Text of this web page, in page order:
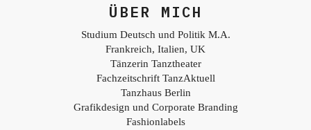
ÜBER MICH
Studium Deutsch und Politik M.A.
Frankreich, Italien, UK
Tänzerin Tanztheater
Fachzeitschrift TanzAktuell
Tanzhaus Berlin
Grafikdesign und Corporate Branding
Fashionlabels